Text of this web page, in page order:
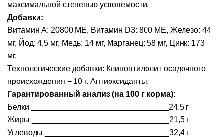
максимальной степенью усвояемости.
Добавки:
Витамин А: 20800 МЕ, Витамин D3: 800 МЕ, Железо: 44
мг, Йод: 4,5 мг, Медь: 14 мг, Марганец: 58 мг, Цинк: 173
мг.
Технологические добавки: Клиноптилолит осадочного
происхождения − 10 г. Антиоксиданты.
Гарантированный анализ (на 100 г корма):
Белки _______________________________24,5 г
Жиры _______________________________21,5 г
Углеводы ____________________________32,4 г